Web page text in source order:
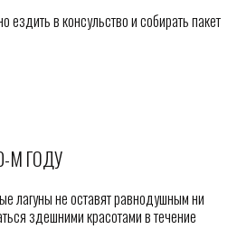
в консульство и собирать пакет
М ГОДУ
лагуны не оставят равнодушным ни
здешними красотами в течение